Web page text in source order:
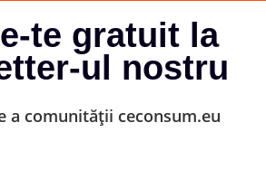
te gratuit la
ul nostru
a comunității ceconsum.eu